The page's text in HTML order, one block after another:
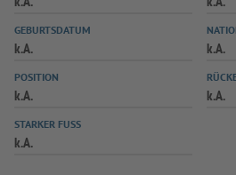
GEBURTSDATUM
k.A. k.A.
POSITION
k.A. k.A.
STARKER FUSS
k.A.